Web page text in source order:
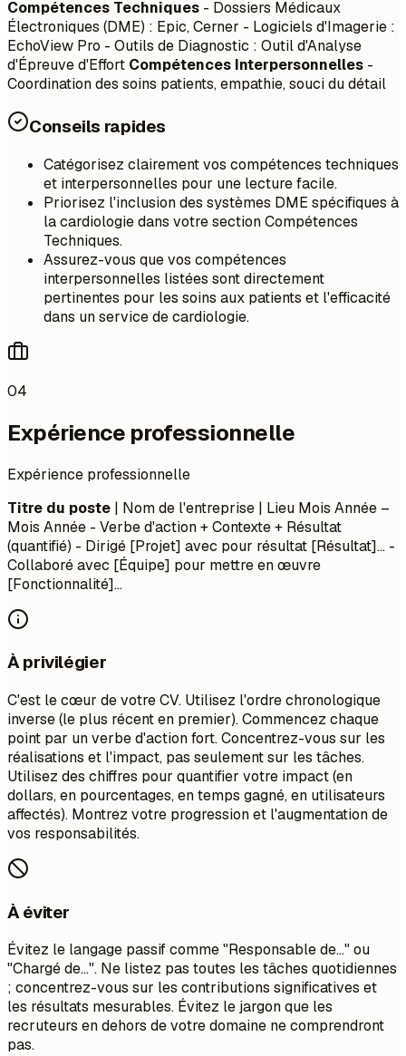
Compétences Techniques - Dossiers Médicaux
Électroniques (DME) : Epic, Cerner - Logiciels d'Imagerie :
EchoView Pro - Outils de Diagnostic : Outil d'Analyse
d'Épreuve d'Effort Compétences Interpersonnelles -
Coordination des soins patients, empathie, souci du détail
Conseils rapides
Catégorisez clairement vos compétences techniques
et interpersonnelles pour une lecture facile.
Priorisez l'inclusion des systèmes DME spécifiques à
la cardiologie dans votre section Compétences
Techniques.
Assurez-vous que vos compétences
interpersonnelles listées sont directement
pertinentes pour les soins aux patients et l'efficacité
dans un service de cardiologie.
04
Expérience professionnelle
Expérience professionnelle
Titre du poste | Nom de l'entreprise | Lieu Mois Année –
Mois Année - Verbe d'action + Contexte + Résultat
(quantifié) - Dirigé [Projet] avec pour résultat [Résultat]... -
Collaboré avec [Équipe] pour mettre en œuvre
[Fonctionnalité]...
À privilégier
C'est le cœur de votre CV. Utilisez l'ordre chronologique
inverse (le plus récent en premier). Commencez chaque
point par un verbe d'action fort. Concentrez-vous sur les
réalisations et l'impact, pas seulement sur les tâches.
Utilisez des chiffres pour quantifier votre impact (en
dollars, en pourcentages, en temps gagné, en utilisateurs
affectés). Montrez votre progression et l'augmentation de
vos responsabilités.
À éviter
Évitez le langage passif comme "Responsable de..." ou
"Chargé de...". Ne listez pas toutes les tâches quotidiennes
; concentrez-vous sur les contributions significatives et
les résultats mesurables. Évitez le jargon que les
recruteurs en dehors de votre domaine ne comprendront
pas.